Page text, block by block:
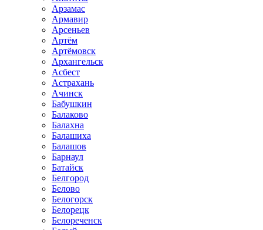
Арзамас
Армавир
Арсеньев
Артём
Артёмовск
Архангельск
Асбест
Астрахань
Ачинск
Бабушкин
Балаково
Балахна
Балашиха
Балашов
Барнаул
Батайск
Белгород
Белово
Белогорск
Белорецк
Белореченск